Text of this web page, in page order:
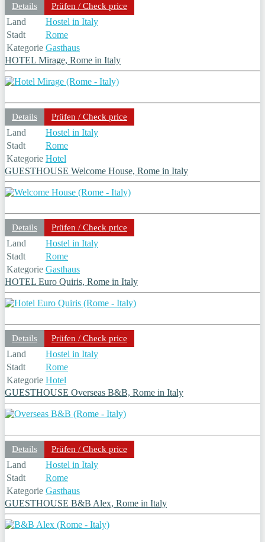
Details Prüfen / Check price
Land
Hostel in Italy
Stadt
Rome
Kategorie Gasthaus
HOTEL Mirage, Rome in Italy
Details Prüfen / Check price
Land
Hostel in Italy
Stadt
Rome
Kategorie Hotel
GUESTHOUSE Welcome House, Rome in Italy
Details Prüfen / Check price
Land
Hostel in Italy
Stadt
Rome
Kategorie Gasthaus
HOTEL Euro Quiris, Rome in Italy
Details Prüfen / Check price
Land
Hostel in Italy
Stadt
Rome
Kategorie Hotel
GUESTHOUSE Overseas B&B, Rome in Italy
Details Prüfen / Check price
Land
Hostel in Italy
Stadt
Rome
Kategorie Gasthaus
GUESTHOUSE B&B Alex, Rome in Italy